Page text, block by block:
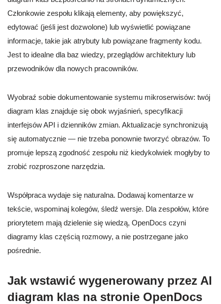
Członkowie zespołu klikają elementy, aby powiększyć,
edytować (jeśli jest dozwolone) lub wyświetlić powiązane
informacje, takie jak atrybuty lub powiązane fragmenty kodu.
Jest to idealne dla baz wiedzy, przeglądów architektury lub
przewodników dla nowych pracowników.
Wyobraź sobie dokumentowanie systemu mikroserwisów: twój
diagram klas znajduje się obok wyjaśnień, specyfikacji
interfejsów API i dzienników zmian. Aktualizacje synchronizują
się automatycznie — nie trzeba ponownie tworzyć obrazów. To
promuje lepszą zgodność zespołu niż kiedykolwiek mogłyby to
zrobić rozproszone narzędzia.
Współpraca wydaje się naturalna. Dodawaj komentarze w
tekście, wspominaj kolegów, śledź wersje. Dla zespołów, które
priorytetem mają dzielenie się wiedzą, OpenDocs czyni
diagramy klas częścią rozmowy, a nie postrzegane jako
pośrednie.
Jak wstawić wygenerowany przez AI
diagram klas na stronie OpenDocs